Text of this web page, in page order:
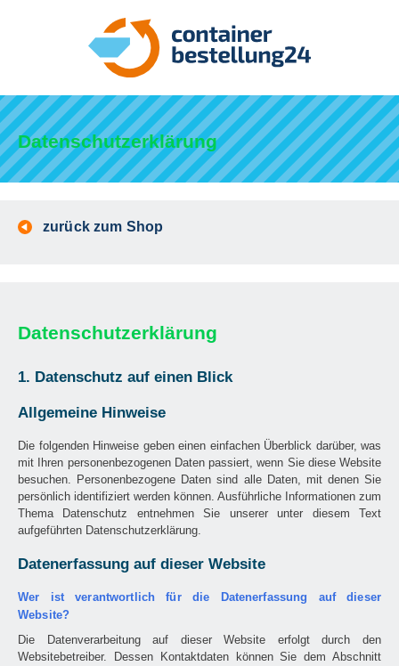
Datenschutzerklärung
zurück zum Shop
Datenschutzerklärung
1. Datenschutz auf einen Blick
Allgemeine Hinweise
Die folgenden Hinweise geben einen einfachen Überblick darüber, was
mit Ihren personenbezogenen Daten passiert, wenn Sie diese Website
besuchen. Personenbezogene Daten sind alle Daten, mit denen Sie
persönlich identifiziert werden können. Ausführliche Informationen zum
Thema Datenschutz entnehmen Sie unserer unter diesem Text
aufgeführten Datenschutzerklärung.
Datenerfassung auf dieser Website
Wer ist verantwortlich für die Datenerfassung auf dieser
Website?
Die Datenverarbeitung auf dieser Website erfolgt durch den
Websitebetreiber. Dessen Kontaktdaten können Sie dem Abschnitt